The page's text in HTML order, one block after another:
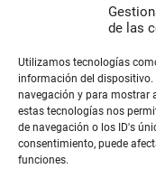
de las
Utilizamos tecnologías
información del dispositivo.
navegación y para mostrar
estas tecnologías nos
de navegación o los ID's
consentimiento, puede
funciones.
Copyright © Parkalia.es
PÁGINAS EMPRESA
Contacto
Sobre Nosotros
Sitemap